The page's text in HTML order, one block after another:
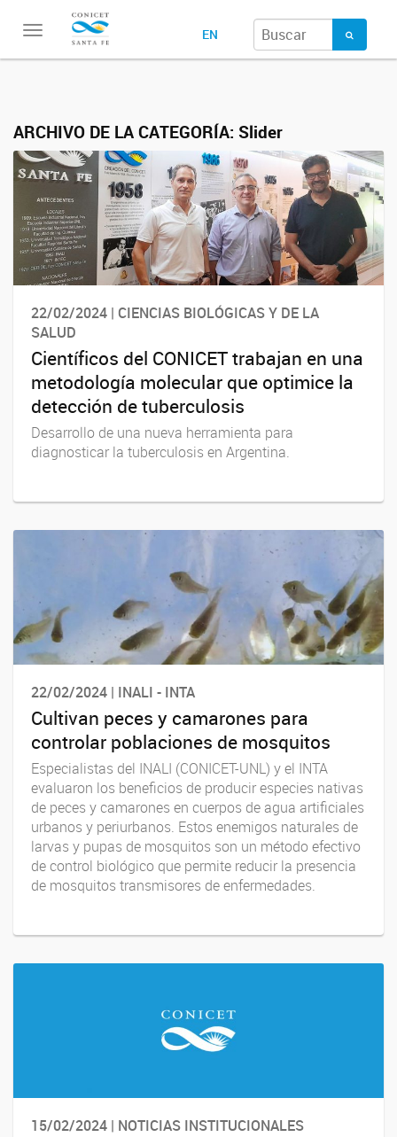
Toggle
EN
ARCHIVO DE LA CATEGORÍA: Slider
22/02/2024 | CIENCIAS BIOLÓGICAS Y DE LA
SALUD
Científicos del CONICET trabajan en una
metodología molecular que optimice la
detección de tuberculosis
Desarrollo de una nueva herramienta para
diagnosticar la tuberculosis en Argentina.
22/02/2024 | INALI - INTA
Cultivan peces y camarones para
controlar poblaciones de mosquitos
Especialistas del INALI (CONICET-UNL) y el INTA
evaluaron los beneficios de producir especies nativas
de peces y camarones en cuerpos de agua artificiales
urbanos y periurbanos. Estos enemigos naturales de
larvas y pupas de mosquitos son un método efectivo
de control biológico que permite reducir la presencia
de mosquitos transmisores de enfermedades.
15/02/2024 | NOTICIAS INSTITUCIONALES